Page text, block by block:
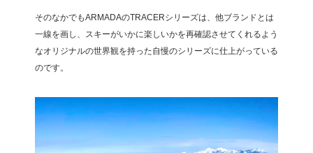
そのなかでもARMADAのTRACERシリーズは、他ブランドとは
一線を画し、スキーがいかに楽しいかを再確認させてくれるよう
なオリジナルの世界観を持った自慢のシリーズに仕上がっている
のです。